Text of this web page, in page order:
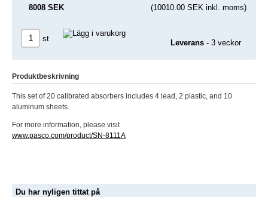
8008 SEK (10010.00 SEK inkl. moms)
st Leverans - 3 veckor
Produktbeskrivning
This set of 20 calibrated absorbers includes 4 lead, 2 plastic, and 10
aluminum sheets.
For more information, please visit
www.pasco.com/product/SN-8111A
Du har nyligen tittat på